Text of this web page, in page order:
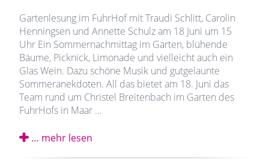
Gartenlesung im FuhrHof mit Traudi Schlitt, Carolin
Henningsen und Annette Schulz am 18 Juni um 15
Uhr Ein Sommernachmittag im Garten, blühende
Bäume, Picknick, Limonade und vielleicht auch ein
Glas Wein. Dazu schöne Musik und gutgelaunte
Sommeranekdoten. All das bietet am 18. Juni das
Team rund um Christel Breitenbach im Garten des
FuhrHofs in Maar …
… mehr lesen